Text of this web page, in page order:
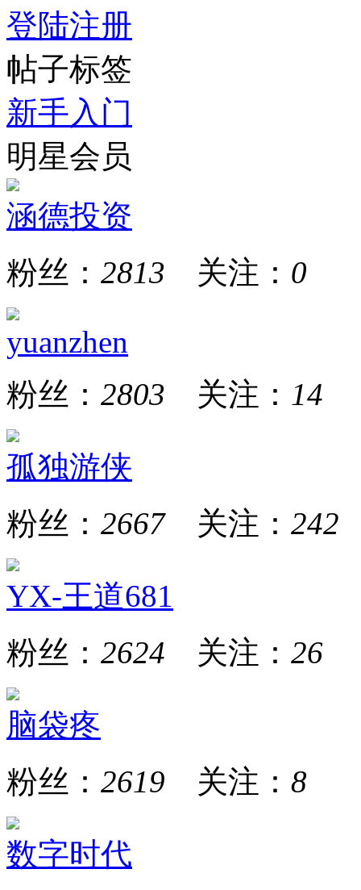
登陆注册
帖子标签
新手入门
明星会员
涵德投资
粉丝： 2813 关注： 0
yuanzhen
粉丝： 2803 关注： 14
孤独游侠
粉丝： 2667关注： 242
YX-王道681
粉丝： 2624 关注： 26
脑袋疼
粉丝： 2619 关注： 8
数字时代